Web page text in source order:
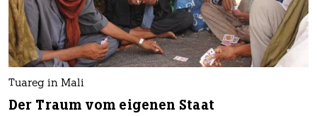
Tuareg in Mali
Der Traum vom eigenen Staat